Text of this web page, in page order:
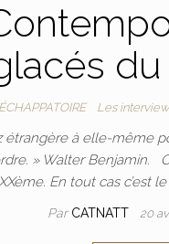
du
Les
étrangère à elle-même
» Walter Benjamin.
En tout cas c’est
Par CATNATT 20